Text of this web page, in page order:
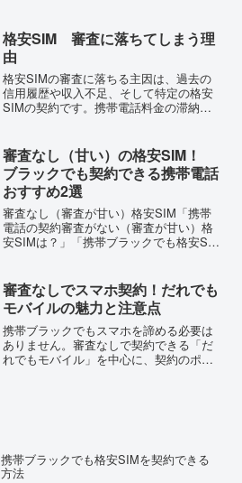
代のニーズに応えるために登場したの
が、dinomoが提供する...
格安SIM 審査に落ちてしまう理
由
格安SIMの審査に落ちる主因は、過去の
信用履歴や収入不足、そして特定の格安
SIMの契約です。携帯電話料金の滞納や
正確性です。
審査なし（甘い）の格安SIM！
ブラックでも契約できる携帯電話
おすすめ2選
審査なし（審査が甘い）格安SIM「携帯
電話の契約審査がない（審査が甘い）格
安SIMは？」「携帯ブラックでも格安SIM
いでしょうか。そこで、携帯電話の契約
審査が不安な方に...
審査なしでスマホ契約！だれでも
モバイルの魅力と注意点
携帯ブラックでもスマホを諦める必要は
ありません。審査なしで契約できる「だ
れでもモバイル」を中心に、契約のポイ
携帯ブラックでも格安SIMを契約できる
方法